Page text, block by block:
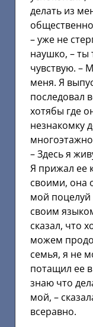
делать из
– уже не
наушко, – ты
чувствую. –
меня. Я
последовал
хотябы где
незнакомку
– Здесь я
Я прижал ее
своими, она
мой поцелуй
своим
сказал, что
можем
семья, я не
потащил ее
знаю что
мой, –
всеравно.